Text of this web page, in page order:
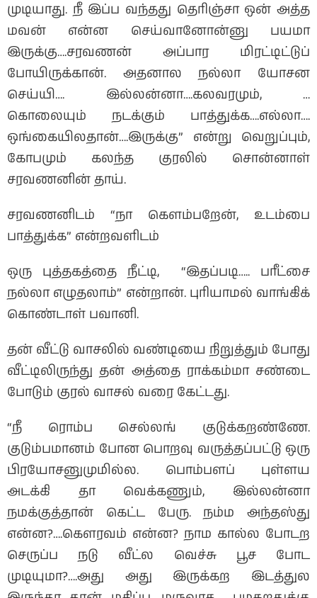
முடியாது. நீ இப்ப வந்தது தெரிஞ்சா ஒன் அத்த
மவன் என்ன செய்வானோன்னு பயமா
இருக்கு….சரவணன் அப்பார மிரட்டிட்டுப்
போயிருக்கான். அதனால நல்லா யோசன
செய்யி…. இல்லன்னா….கலவரமும், …
கொலையும் நடக்கும் பாத்துக்க….எல்லா….
ஒங்கையிலதான்….இருக்கு” என்று வெறுப்பும்,
கோபமும் கலந்த குரலில் சொன்னாள்
சரவணனின் தாய்.
சரவணனிடம் “நா கெளம்பறேன், உடம்பை
பாத்துக்க” என்றவளிடம்
ஒரு புத்தகத்தை நீட்டி, “இதப்படி….. பரீட்சை
நல்லா எழுதலாம்” என்றான். புரியாமல் வாங்கிக்
கொண்டாள் பவானி.
தன் வீட்டு வாசலில் வண்டியை நிறுத்தும் போது
வீட்டிலிருந்து தன் அத்தை ராக்கம்மா சண்டை
போடும் குரல் வாசல் வரை கேட்டது.
“நீ ரொம்ப செல்லங் குடுக்கறண்ணே.
குடும்பமானம் போன பொறவு வருத்தப்பட்டு ஒரு
பிரயோசனுமுமில்ல. பொம்பளப் புள்ளய
அடக்கி தா வெக்கணும், இல்லன்னா
நமக்குத்தான் கெட்ட பேரு. நம்ம அந்தஸ்து
என்ன?….கௌரவம் என்ன? நாம கால்ல போடற
செருப்ப நடு வீட்ல வெச்சு பூச போட
முடியுமா?….அது அது இருக்கற இடத்துல